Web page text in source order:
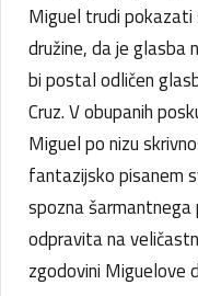
Miguel trudi
družine, da je glasba
bi postal odličen
Cruz. V obupanih
Miguel po nizu
fantazijsko pisanem
spozna
odpravita na
zgodovini Miguelove